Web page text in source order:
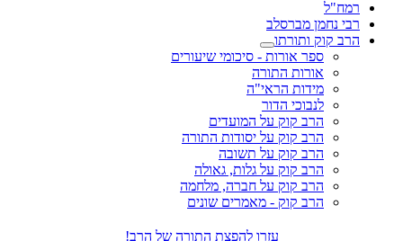
רמח"ל
רבי נחמן מברסלב
הרב קוק ותורתו
ספר אורות - סיכומי שיעורים
אורות התורה
מידות הראי"ה
לנבוכי הדור
הרב קוק על המועדים
הרב קוק על יסודות התורה
הרב קוק על תשובה
הרב קוק על גלות, גאולה
הרב קוק על חברה, מלחמה
הרב קוק - מאמרים שונים
עזרו להפצת התורה של הרב!